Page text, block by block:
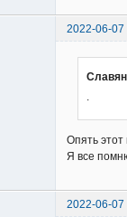
2022-06-07
.
Опять
Я все
2022-06-07